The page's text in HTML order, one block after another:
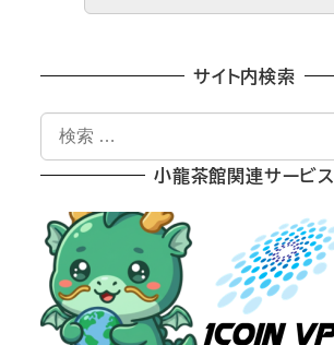
サイト内検索
検
索
小龍茶館関連サービス